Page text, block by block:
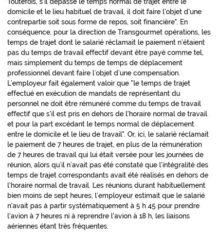
Toutefois, s'il dépasse le temps normal de trajet entre le
domicile et le lieu habituel de travail, il doit faire l'objet d'une
contrepartie soit sous forme de repos, soit financière". En
conséquence, pour la direction de Transgourmet opérations, les
temps de trajet dont le salarié réclamait le paiement n’étaient
pas du temps de travail effectif devant être payé comme tel,
mais simplement du temps de temps de déplacement
professionnel devant faire l’objet d’une compensation.
L’employeur fait également valoir que "le temps de trajet
effectué en exécution de mandats de représentant du
personnel ne doit être rémunéré comme du temps de travail
effectif que s'il est pris en dehors de l'horaire normal de travail
et pour la part excédant le temps normal de déplacement
entre le domicile et le lieu de travail". Or, ici, le salarié réclamait
le paiement de 7 heures de trajet, en plus de la rémunération
de 7 heures de travail qui lui était versée pour les journées de
réunion, alors qu’il n’avait pas été constaté que l'intégralité des
temps de trajet correspondants avait été réalisés en dehors de
l'horaire normal de travail. Les réunions durant habituellement
bien moins de sept heures, l’employeur estimait que le salarié
n'avait pas à partir systématiquement à 5 h 45 pour prendre
l'avion à 7 heures ni à reprendre l'avion à 18 h, les liaisons
aériennes étant très fréquentes.